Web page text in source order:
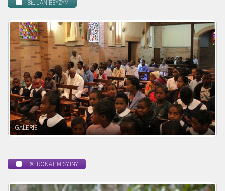
BŁ. JAN BEYZYM
POWOŁANIE MISYJNE
PATRONAT MISYJNY